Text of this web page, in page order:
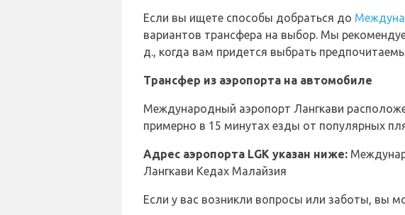
Если вы ищете способы добраться до
вариантов трансфера на выбор. Мы
д., когда вам придется выбрать
Трансфер из аэропорта на автомобиле
Международный аэропорт Лангкави
примерно в 15 минутах езды от популярных
Адрес аэропорта LGK указан ниже:
Лангкави Кедах Малайзия
Если у вас возникли вопросы или заботы, вы